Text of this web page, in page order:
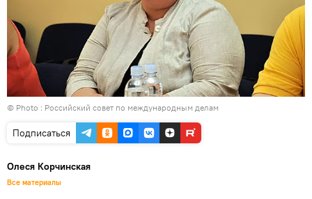
© Photo : Российский совет по международным делам
Подписаться
Олеся Корчинская
Все материалы